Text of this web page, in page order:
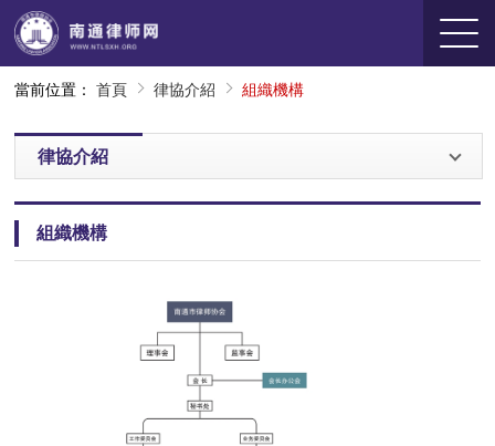
當前位置： 首頁 律協介紹 組織機構
律協介紹
組織機構